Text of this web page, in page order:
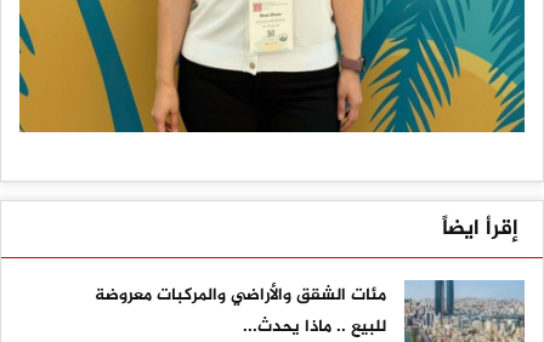
إقرأ ايضاً
مئات الشقق والأراضي والمركبات معروضة
للبيع .. ماذا يحدث...